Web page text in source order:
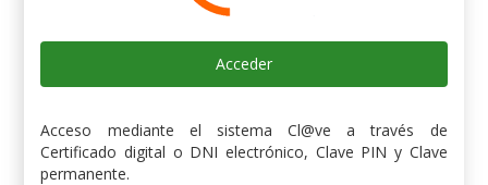
Acceder
Acceso mediante el sistema Cl@ve a través de
Certificado digital o DNI electrónico, Clave PIN y Clave
permanente.